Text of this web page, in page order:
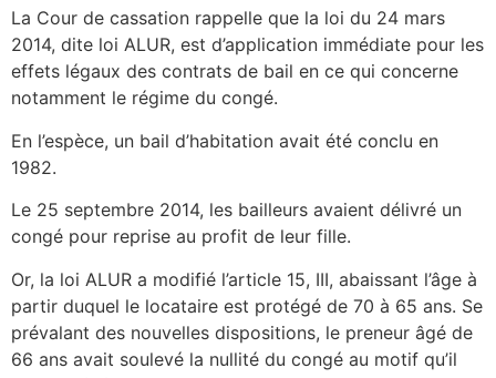
La Cour de cassation rappelle que la loi du 24 mars
2014, dite loi ALUR, est d’application immédiate pour les
effets légaux des contrats de bail en ce qui concerne
notamment le régime du congé.
En l’espèce, un bail d’habitation avait été conclu en
1982.
Le 25 septembre 2014, les bailleurs avaient délivré un
congé pour reprise au profit de leur fille.
Or, la loi ALUR a modifié l’article 15, III, abaissant l’âge à
partir duquel le locataire est protégé de 70 à 65 ans. Se
prévalant des nouvelles dispositions, le preneur âgé de
66 ans avait soulevé la nullité du congé au motif qu’il